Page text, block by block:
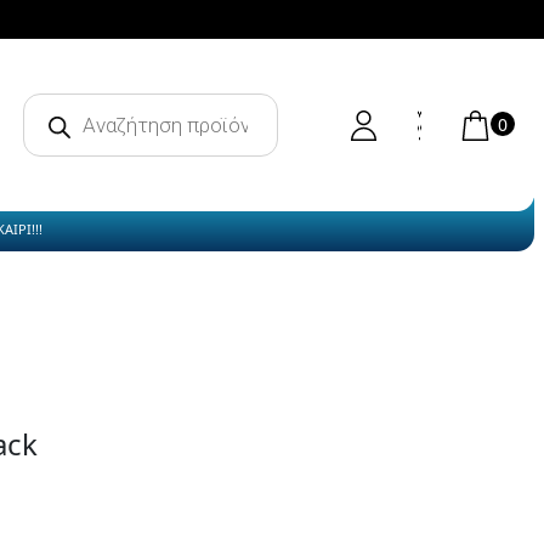
Products
search 0